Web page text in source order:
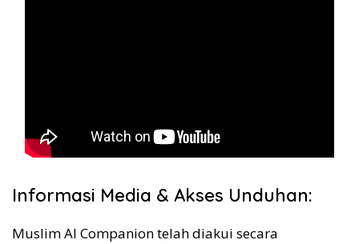
Informasi Media & Akses Unduhan:
Muslim AI Companion telah diakui secara